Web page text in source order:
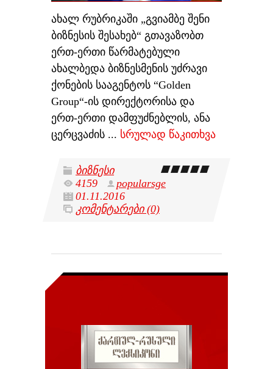
ახალ რუბრიკაში „გვიამბე შენი
ბიზნესის შესახებ“ გთავაზობთ
ერთ-ერთი წარმატებული
ახალბედა ბიზნესმენის უძრავი
ქონების სააგენტოს “Golden
Group“-ის დირექტორისა და
ერთ-ერთი დამფუძნებლის, ანა
ცერცვაძის ... სრულად წაკითხვა
ბიზნესი
4159
popularsge
01.11.2016
კომენტარები (0)